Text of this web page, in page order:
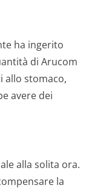
ha ingerito
di Arucom
allo stomaco,
avere dei
alla solita ora.
la